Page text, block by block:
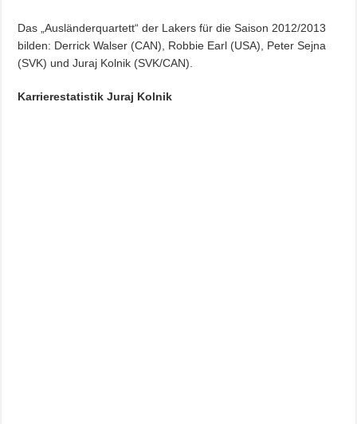
Das „Ausländerquartett“ der Lakers für die Saison 2012/2013
bilden: Derrick Walser (CAN), Robbie Earl (USA), Peter Sejna
(SVK) und Juraj Kolnik (SVK/CAN).
Karrierestatistik Juraj Kolnik